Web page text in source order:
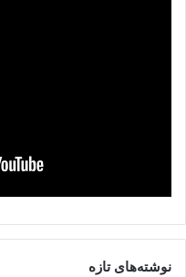
نوشته‌های تازه